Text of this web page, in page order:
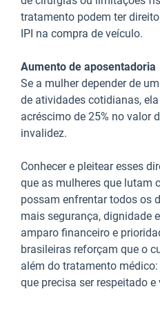
tratamento podem ter
IPI na compra de veículo.
Aumento de aposentadoria
Se a mulher depender de
de atividades cotidianas,
acréscimo de 25% no valor
invalidez.
Conhecer e pleitear esses
que as mulheres que lutam
possam enfrentar todos os
mais segurança, dignidade
amparo financeiro e
brasileiras reforçam que o
além do tratamento
que precisa ser respeitado e